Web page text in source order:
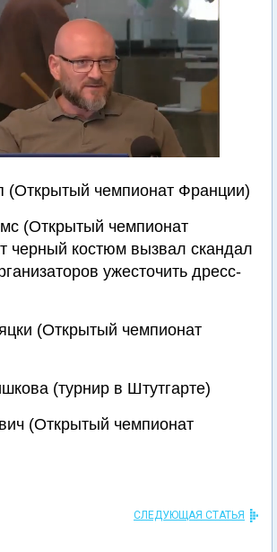
(Открытый чемпионат Франции)
(Открытый чемпионат
черный костюм вызвал скандал
ужесточить дресс-
(Открытый чемпионат
(турнир в Штутгарте)
(Открытый чемпионат
СЛЕДУЮЩАЯ СТАТЬЯ